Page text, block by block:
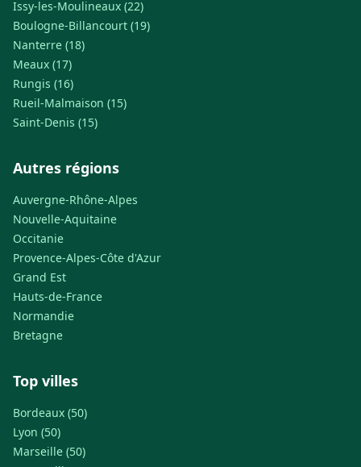
Issy-les-Moulineaux (22)
Boulogne-Billancourt (19)
Nanterre (18)
Meaux (17)
Rungis (16)
Rueil-Malmaison (15)
Saint-Denis (15)
Autres régions
Auvergne-Rhône-Alpes
Nouvelle-Aquitaine
Occitanie
Provence-Alpes-Côte d'Azur
Grand Est
Hauts-de-France
Normandie
Bretagne
Top villes
Bordeaux (50)
Lyon (50)
Marseille (50)